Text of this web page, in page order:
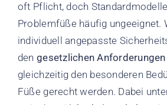
oft Pflicht, doch
Problemfüße häufig ungeeignet.
individuell angepasste
dengesetzlichen Anforderungen
gleichzeitig den besonderen
Füße gerecht werden. Dabei